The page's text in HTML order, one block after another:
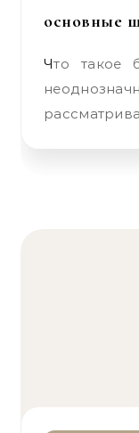
основные
Что такое бизнес? Вопрос, конечно,